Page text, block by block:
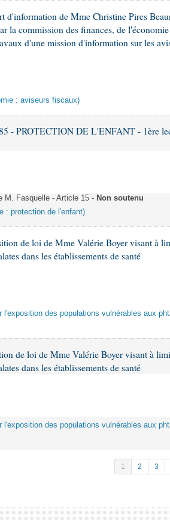
d'information de Mme Christine Pires
la commission des finances, de
d'une mission d'information sur les
: aviseurs fiscaux)
- PROTECTION DE L'ENFANT - 1ère
M. Fasquelle - Article 15 - Non soutenu
: protection de l'enfant)
de loi de Mme Valérie Boyer visant à
dans les établissements de santé
l'exposition des populations vulnérables aux
de loi de Mme Valérie Boyer visant à
dans les établissements de santé
l'exposition des populations vulnérables aux
1 2 3